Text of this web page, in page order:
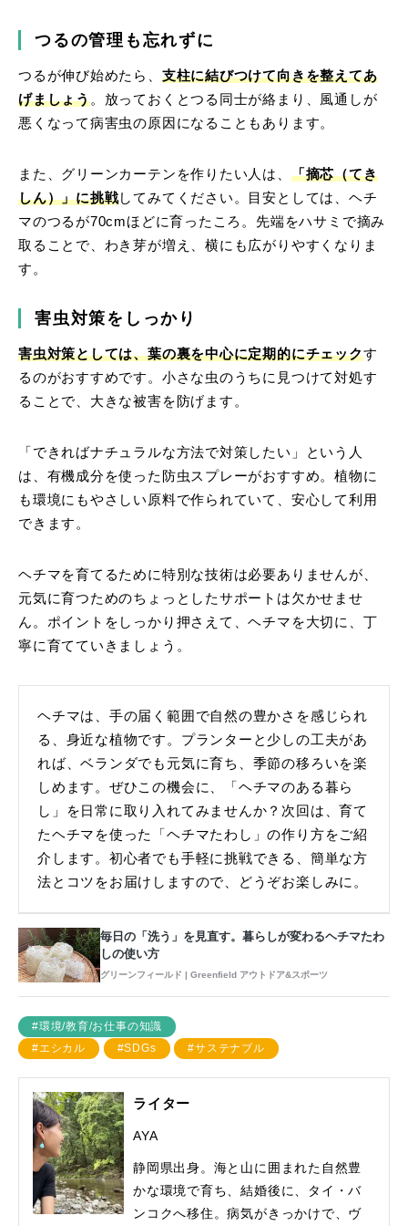
つるの管理も忘れずに
つるが伸び始めたら、 支柱に結びつけて向きを整えてあ
げましょう。放っておくとつる同士が絡まり、風通しが
悪くなって病害虫の原因になることもあります。
また、グリーンカーテンを作りたい人は、 「摘芯（てき
しん）」に挑戦してみてください。目安としては、ヘチ
マのつるが70cmほどに育ったころ。先端をハサミで摘み
取ることで、わき芽が増え、横にも広がりやすくなりま
す。
害虫対策をしっかり
害虫対策としては、葉の裏を中心に定期的にチェックす
るのがおすすめです。小さな虫のうちに見つけて対処す
ることで、大きな被害を防げます。
「できればナチュラルな方法で対策したい」という人
は、有機成分を使った防虫スプレーがおすすめ。植物に
も環境にもやさしい原料で作られていて、安心して利用
できます。
ヘチマを育てるために特別な技術は必要ありませんが、
元気に育つためのちょっとしたサポートは欠かせませ
ん。ポイントをしっかり押さえて、ヘチマを大切に、丁
寧に育てていきましょう。
ヘチマは、手の届く範囲で自然の豊かさを感じられ
る、身近な植物です。プランターと少しの工夫があ
れば、ベランダでも元気に育ち、季節の移ろいを楽
しめます。ぜひこの機会に、「ヘチマのある暮ら
し」を日常に取り入れてみませんか？次回は、育て
たヘチマを使った「ヘチマたわし」の作り方をご紹
介します。初心者でも手軽に挑戦できる、簡単な方
法とコツをお届けしますので、どうぞお楽しみに。
毎日の「洗う」を見直す。暮らしが変わるヘチマたわ
しの使い方
グリーンフィールド | Greenfield アウトドア&スポーツ
#環境/教育/お仕事の知識
#エシカル
#SDGs #サステナブル
ライター
AYA
静岡県出身。海と山に囲まれた自然豊
かな環境で育ち、結婚後に、タイ・バ
ンコクへ移住。病気がきっかけで、ヴ